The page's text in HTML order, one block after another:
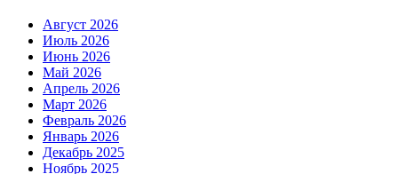
Август 2026
Июль 2026
Июнь 2026
Май 2026
Апрель 2026
Март 2026
Февраль 2026
Январь 2026
Декабрь 2025
Ноябрь 2025